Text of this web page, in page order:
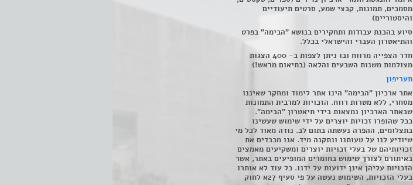
מסמכים, תמונות, קבצי שמע, סרטים תיעודיים
והיסטוריים)
סיוע בהכנת עבודות ותחקירים בנושא "הבימה" בפרט
והתיאטרון העברי והישראלי בכלל.
חדר הצפייה מרווח ובו ניתן לצפות ב- 400 הצגות
מצולמות משנות השבעים והלאה (בתיאום מראש!)
תעריפון
אתר ארכיון "הבימה" הינו אתר לימוד ומחקר שאיננו
מסחרי, ללא מטרות רווח. הזכויות למרבית התמונות
שבאתר הארכיון נמצאות בידי תיאטרון "הבימה".
ככל שהופרו זכויות יוצרים על ידי שימוש שעשינו
בתצלומים, ההפרה נעשתה בתום לב. נודה מאוד לכל מי
שיודיע לנו על טעותנו ונתקנה מיד. אנו מכבדים את
זכויותיהם של בעלי זכויות יוצרים ומשקיעים מאמצים
באיתורם לצורך שימוש בחומרים המופיעים באתר, אשר
הזכויות עליהן אינן ידועות על ידנו. כל עוד לא אותרו
בעלי הזכויות, השימוש נעשה על פי סעיף 27א לחוק